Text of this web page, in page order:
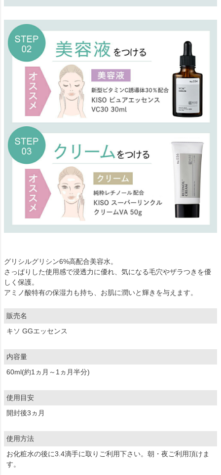
グリシルグリシン6%高配合美容水。
さっぱりした使用感で浸透力に優れ、気になる毛穴やザラつきを優
しく保護。
アミノ酸特有の保湿力も持ち、お肌に潤いと輝きを与えます。
販売名
キソ GGエッセンス
内容量
60ml(約1ヵ月～1ヵ月半分)
使用目安
開封後3ヵ月
使用方法
お化粧水の後に3.4滴手に取りご利用下さい。朝・夜ご利用頂けま
す。